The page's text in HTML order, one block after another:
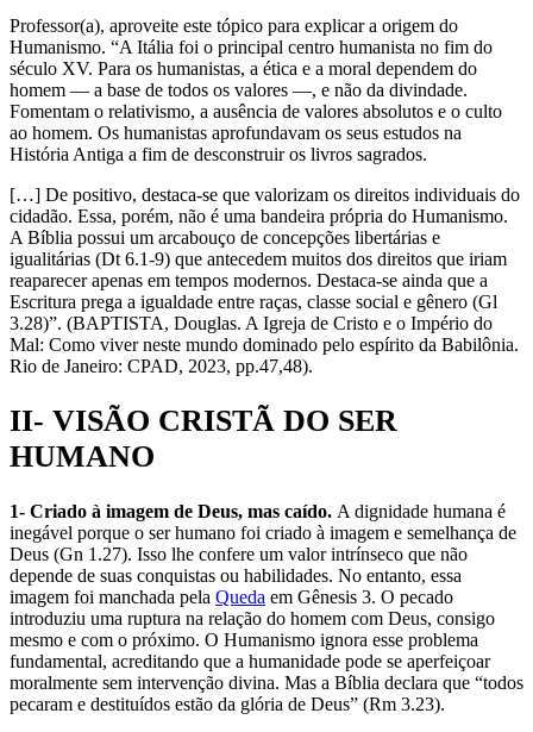
Professor(a), aproveite este tópico para explicar a origem do
Humanismo. “A Itália foi o principal centro humanista no fim do
século XV. Para os humanistas, a ética e a moral dependem do
homem — a base de todos os valores —, e não da divindade.
Fomentam o relativismo, a ausência de valores absolutos e o culto
ao homem. Os humanistas aprofundavam os seus estudos na
História Antiga a fim de desconstruir os livros sagrados.
[…] De positivo, destaca-se que valorizam os direitos individuais do
cidadão. Essa, porém, não é uma bandeira própria do Humanismo.
A Bíblia possui um arcabouço de concepções libertárias e
igualitárias (Dt 6.1-9) que antecedem muitos dos direitos que iriam
reaparecer apenas em tempos modernos. Destaca-se ainda que a
Escritura prega a igualdade entre raças, classe social e gênero (Gl
3.28)”. (BAPTISTA, Douglas. A Igreja de Cristo e o Império do
Mal: Como viver neste mundo dominado pelo espírito da Babilônia.
Rio de Janeiro: CPAD, 2023, pp.47,48).
II- VISÃO CRISTÃ DO SER
HUMANO
1- Criado à imagem de Deus, mas caído. A dignidade humana é
inegável porque o ser humano foi criado à imagem e semelhança de
Deus (Gn 1.27). Isso lhe confere um valor intrínseco que não
depende de suas conquistas ou habilidades. No entanto, essa
imagem foi manchada pela Queda em Gênesis 3. O pecado
introduziu uma ruptura na relação do homem com Deus, consigo
mesmo e com o próximo. O Humanismo ignora esse problema
fundamental, acreditando que a humanidade pode se aperfeiçoar
moralmente sem intervenção divina. Mas a Bíblia declara que “todos
pecaram e destituídos estão da glória de Deus” (Rm 3.23).